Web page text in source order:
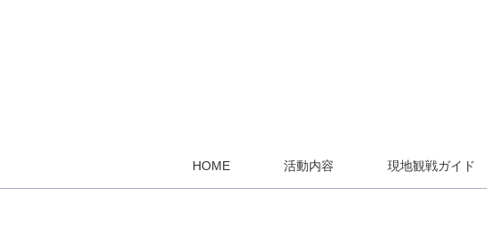
HOME 活動内容 現地観戦ガイド